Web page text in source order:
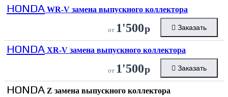
HONDA WR-V замена выпускного коллектора
от 1'500р Заказать
HONDA XR-V замена выпускного коллектора
от 1'500р Заказать
HONDA Z замена выпускного коллектора